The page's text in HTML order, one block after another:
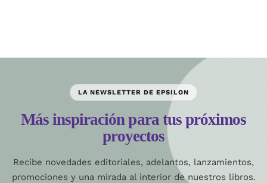
LA NEWSLETTER DE EPSILON
Más inspiración para tus próximos
proyectos
Recibe novedades editoriales, adelantos, lanzamientos,
promociones y una mirada al interior de nuestros libros.